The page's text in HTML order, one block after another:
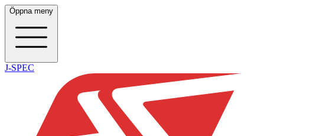
Öppna meny
J-SPEC